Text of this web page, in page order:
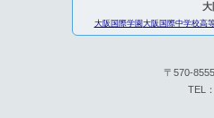
大
大阪国際学園大阪国際中学校高
〒570-
TEL